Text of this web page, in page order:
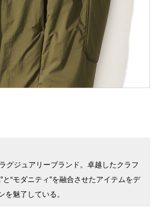
グジュアリーブランド。卓越したクラフ
“モダニティ”を融合させたアイテムをデ
魅了している。